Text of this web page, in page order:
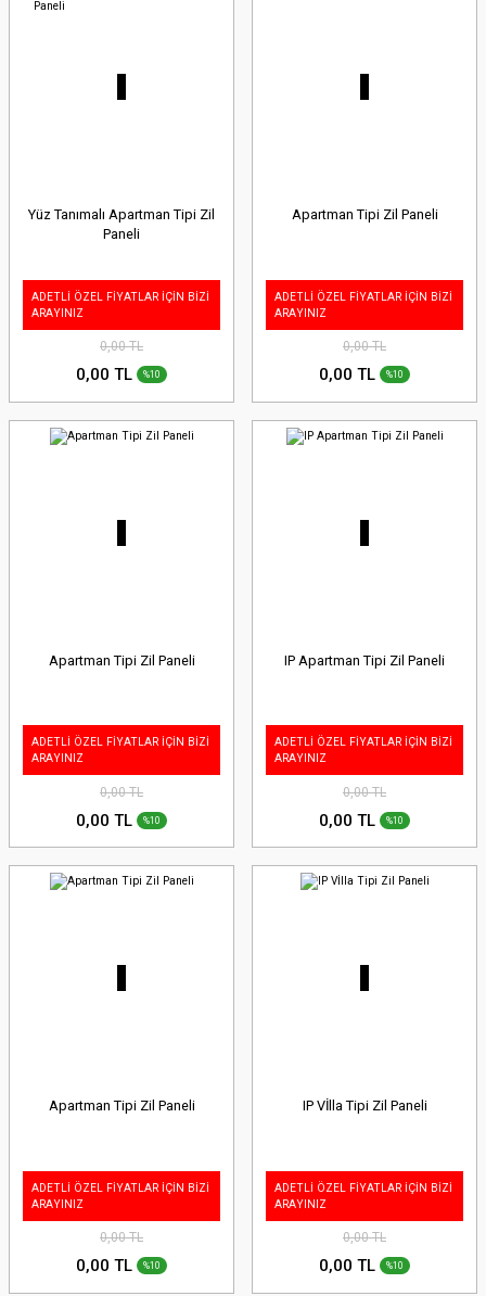
Yüz Tanımalı Apartman Tipi Zil
Paneli
ADETLİ ÖZEL FİYATLAR İÇİN BİZİ
ARAYINIZ
0,00 TL
0,00 TL %10
Apartman Tipi Zil Paneli
ADETLİ ÖZEL FİYATLAR İÇİN BİZİ
ARAYINIZ
0,00 TL
0,00 TL %10
Apartman Tipi Zil Paneli
ADETLİ ÖZEL FİYATLAR İÇİN BİZİ
ARAYINIZ
0,00 TL
0,00 TL %10
IP Apartman Tipi Zil Paneli
ADETLİ ÖZEL FİYATLAR İÇİN BİZİ
ARAYINIZ
0,00 TL
0,00 TL %10
Apartman Tipi Zil Paneli
ADETLİ ÖZEL FİYATLAR İÇİN BİZİ
ARAYINIZ
0,00 TL
0,00 TL %10
IP Vİlla Tipi Zil Paneli
ADETLİ ÖZEL FİYATLAR İÇİN BİZİ
ARAYINIZ
0,00 TL
0,00 TL %10